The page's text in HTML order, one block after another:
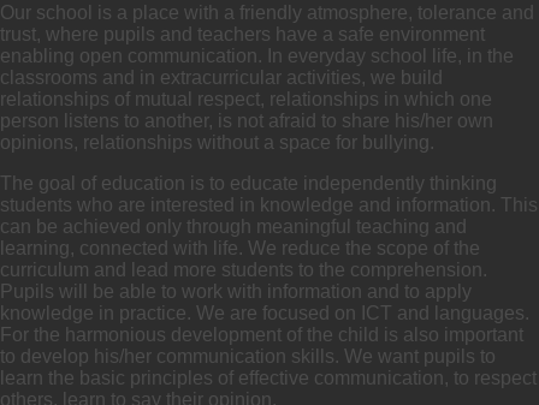
Our school is a place with a friendly atmosphere, tolerance and
trust, where pupils and teachers have a safe environment
enabling open communication. In everyday school life, in the
classrooms and in extracurricular activities, we build
relationships of mutual respect, relationships in which one
person listens to another, is not afraid to share his/her own
opinions, relationships without a space for bullying.
The goal of education is to educate independently thinking
students who are interested in knowledge and information. This
can be achieved only through meaningful teaching and
learning, connected with life. We reduce the scope of the
curriculum and lead more students to the comprehension.
Pupils will be able to work with information and to apply
knowledge in practice. We are focused on ICT and languages.
For the harmonious development of the child is also important
to develop his/her communication skills. We want pupils to
learn the basic principles of effective communication, to respect
others, learn to say their opinion.